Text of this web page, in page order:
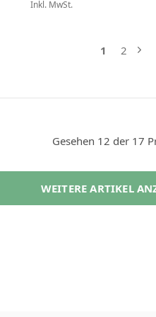
Inkl. MwSt.
1 2
Gesehen 12 der 17
WEITERE ARTIKEL